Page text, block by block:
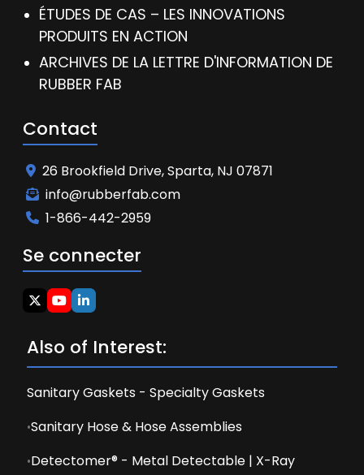
ÉTUDES DE CAS – LES INNOVATIONS
PRODUITS EN ACTION
ARCHIVES DE LA LETTRE D'INFORMATION DE
RUBBER FAB
Contact
26 Brookfield Drive, Sparta, NJ 07871
info@rubberfab.com
1-866-442-2959
Se connecter
Also of Interest:
Sanitary Gaskets - Specialty Gaskets
Sanitary Hose & Hose Assemblies
Detectomer® - Metal Detectable | X-Ray